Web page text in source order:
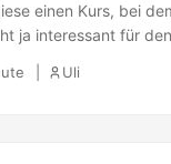
einen Kurs, bei
ja interessant für
Uli